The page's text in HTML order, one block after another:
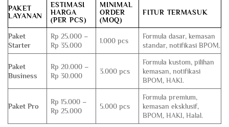
PAKET
LAYANAN
ESTIMASI
HARGA
(PER PCS)
MINIMAL
ORDER
(MOQ)
FITUR TERMASUK
Paket
Starter
Rp 25.000 –
Rp 35.000
1.000 pcs
Formula dasar, kemasan
standar, notifikasi BPOM.
Paket
Business
Rp 20.000 –
Rp 30.000
3.000 pcs
Formula kustom, pilihan
kemasan, notifikasi
BPOM, HAKI.
Paket Pro
Rp 15.000 –
Rp 25.000
5.000 pcs
Formula premium,
kemasan eksklusif,
BPOM, HAKI, Halal.